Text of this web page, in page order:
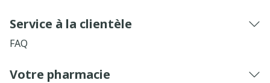
Service à la clientèle
FAQ
Votre pharmacie